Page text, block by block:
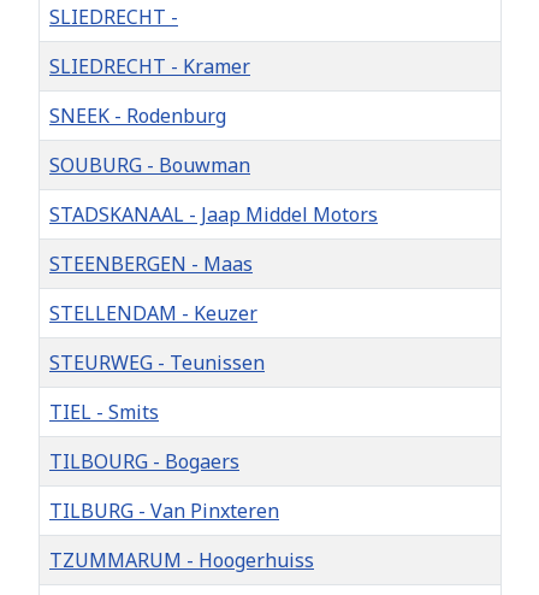
SLIEDRECHT -
SLIEDRECHT - Kramer
SNEEK - Rodenburg
SOUBURG - Bouwman
STADSKANAAL - Jaap Middel Motors
STEENBERGEN - Maas
STELLENDAM - Keuzer
STEURWEG - Teunissen
TIEL - Smits
TILBOURG - Bogaers
TILBURG - Van Pinxteren
TZUMMARUM - Hoogerhuiss